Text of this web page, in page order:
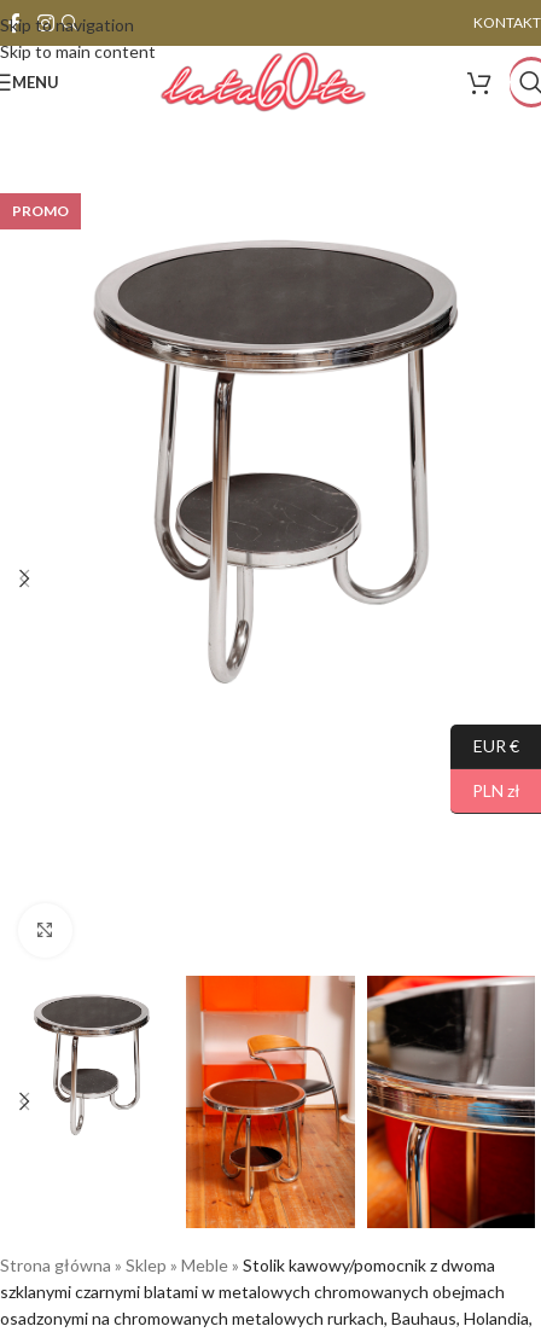
Skip to navigation
Skip to main content
KONTAKT
MENU
PROMO
Strona główna » Sklep » Meble» Stolik kawowy/pomocnik z dwoma
szklanymi czarnymi blatami w metalowych chromowanych obejmach
osadzonymi na chromowanych metalowych rurkach, Bauhaus, Holandia,
EUR €
PLN zł